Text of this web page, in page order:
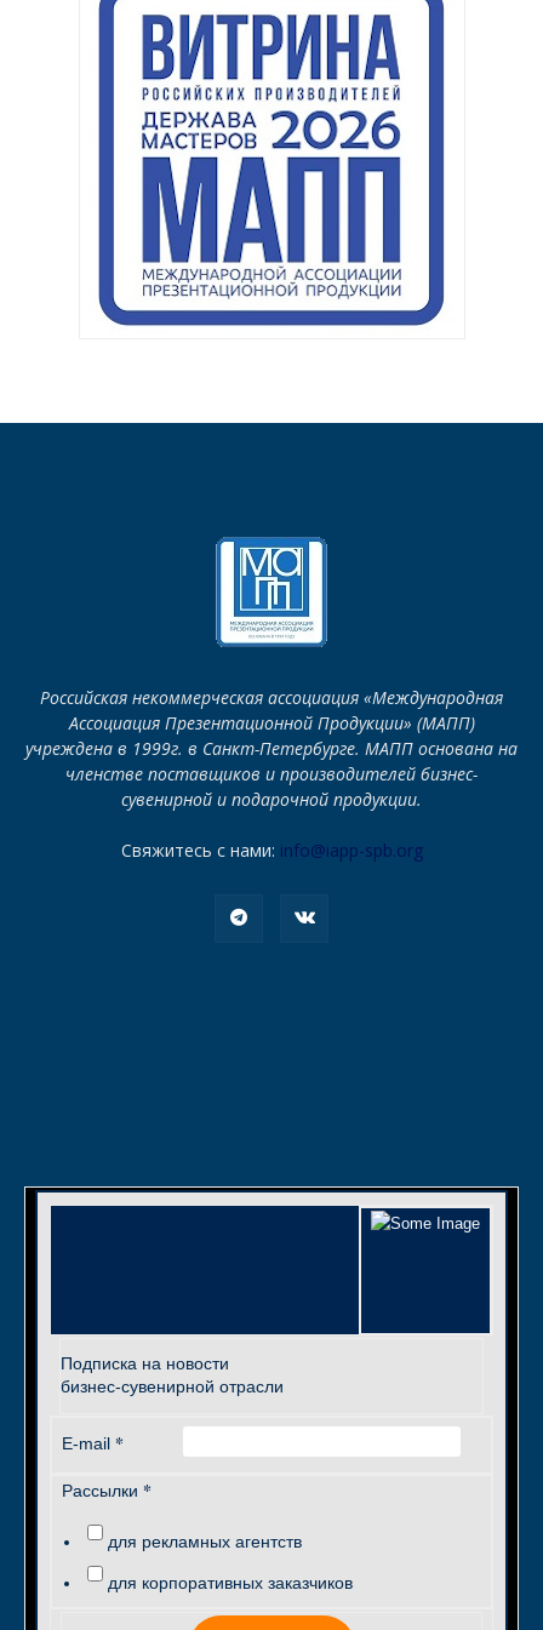
Российская некоммерческая ассоциация «Международная
Ассоциация Презентационной Продукции» (МАПП)
учреждена в 1999г. в Санкт-Петербурге. МАПП основана на
членстве поставщиков и производителей бизнес-
сувенирной и подарочной продукции.
Свяжитесь с нами: info@iapp-spb.org
Подписка на новости
бизнес-сувенирной отрасли
E-mail *
Рассылки *
для рекламных агентств
для корпоративных заказчиков